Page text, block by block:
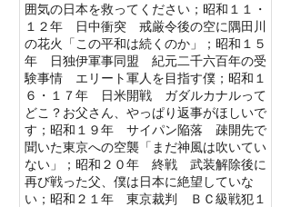
囲気の日本を救ってください；昭和１１・
１２年 日中衝突 戒厳令後の空に隅田川
の花火「この平和は続くのか」；昭和１５
年 日独伊軍事同盟 紀元二千六百年の受
験事情 エリート軍人を目指す僕；昭和１
６・１７年 日米開戦 ガダルカナルって
どこ？お父さん、やっぱり返事がほしいで
す；昭和１９年 サイパン陥落 疎開先で
聞いた東京への空襲「まだ神風は吹いてい
ない」；昭和２０年 終戦 武装解除後に
再び戦った父、僕は日本に絶望していな
い；昭和２１年 東京裁判 ＢＣ級戦犯１